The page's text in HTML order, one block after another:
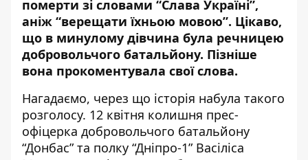
померти зі словами “Слава Україні”,
аніж “верещати їхньою мовою”. Цікаво,
що в минулому дівчина була речницею
добровольчого батальйону. Пізніше
вона прокоментувала свої слова.
Нагадаємо, через що історія набула такого
розголосу. 12 квітня колишня прес-
офіцерка добровольчого батальйону
“Донбас” та полку “Дніпро-1” Васіліса